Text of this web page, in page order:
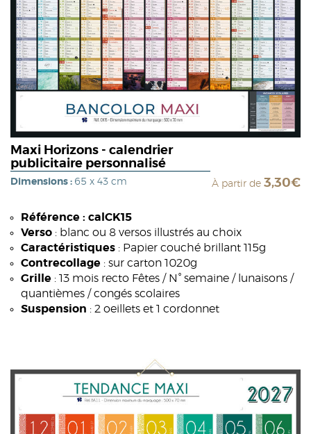
Maxi Horizons - calendrier
publicitaire personnalisé
Dimensions : 65 x 43 cm À partir de 3,30€
Référence : calCK15
Verso : blanc ou 8 versos illustrés au choix
Caractéristiques : Papier couché brillant 115g
Contrecollage : sur carton 1020g
Grille : 13 mois recto Fêtes / N° semaine / lunaisons /
quantièmes / congés scolaires
Suspension : 2 oeillets et 1 cordonnet